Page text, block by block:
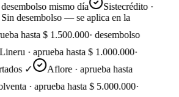
mismo día
Sistecrédito ·
desembolso — se aplica en la
hasta $ 1.500.000·desembolso
· aprueba hasta $ 1.000.000·
✓
Aflore · aprueba hasta
· aprueba hasta $ 5.000.000·